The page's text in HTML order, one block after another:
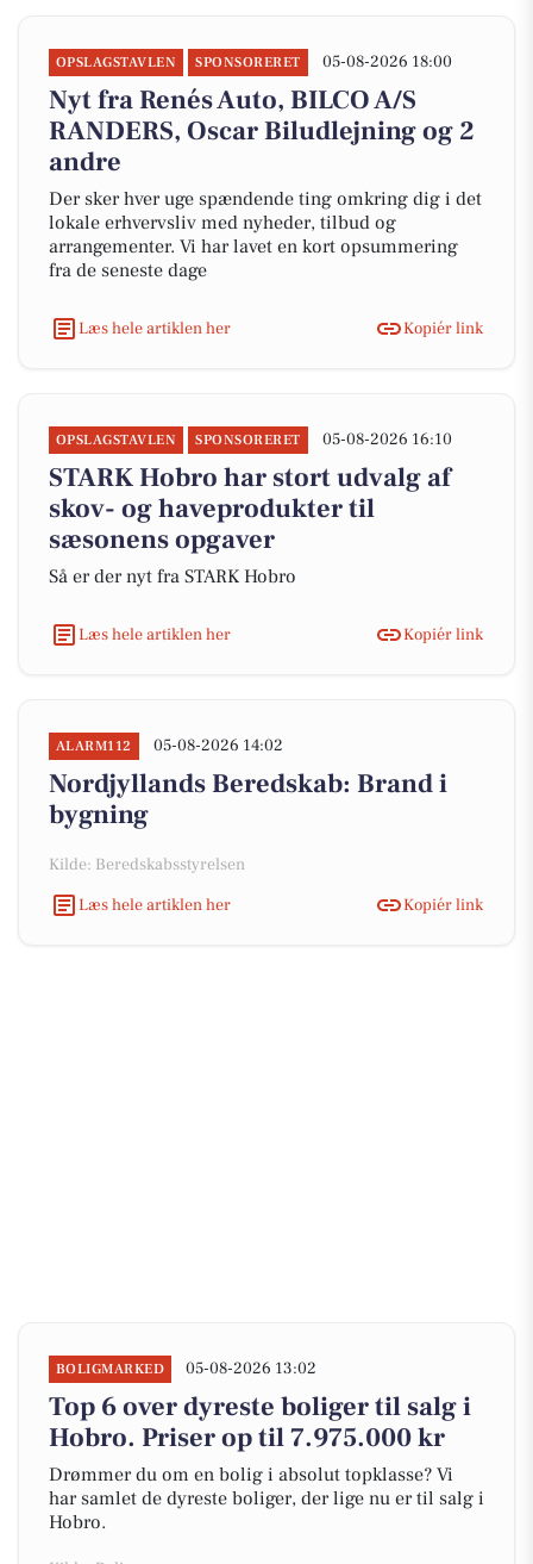
OPSLAGSTAVLEN SPONSORERET 05-08-2026 18:00
Nyt fra Renés Auto, BILCO A/S
RANDERS, Oscar Biludlejning og 2
andre
Der sker hver uge spændende ting omkring dig i det
lokale erhvervsliv med nyheder, tilbud og
arrangementer. Vi har lavet en kort opsummering
fra de seneste dage
Læs hele artiklen her Kopiér link
OPSLAGSTAVLEN SPONSORERET 05-08-2026 16:10
STARK Hobro har stort udvalg af
skov- og haveprodukter til
sæsonens opgaver
Så er der nyt fra STARK Hobro
Læs hele artiklen her Kopiér link
ALARM112 05-08-2026 14:02
Nordjyllands Beredskab: Brand i
bygning
Kilde: Beredskabsstyrelsen
Læs hele artiklen her
Kopiér link
BOLIGMARKED 05-08-2026 13:02
Top 6 over dyreste boliger til salg i
Hobro. Priser op til 7.975.000 kr
Drømmer du om en bolig i absolut topklasse? Vi
har samlet de dyreste boliger, der lige nu er til salg i
Hobro.